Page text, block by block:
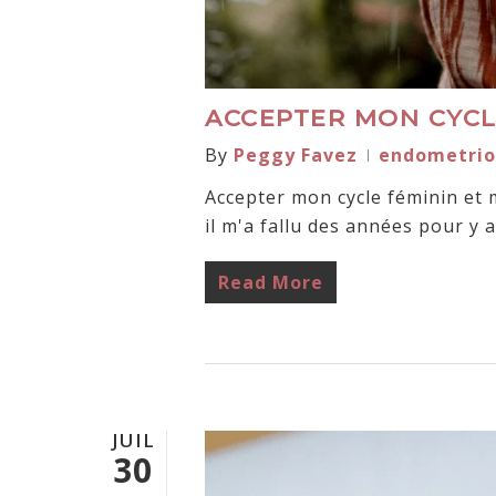
ACCEPTER MON
By Peggy Favez
Accepter mon cycle féminin
il m'a fallu des années pour y
Read More
JUIL
30